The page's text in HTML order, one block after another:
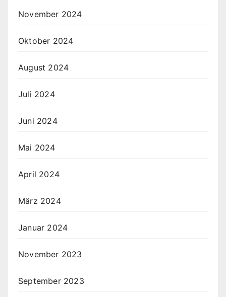
November 2024
Oktober 2024
August 2024
Juli 2024
Juni 2024
Mai 2024
April 2024
März 2024
Januar 2024
November 2023
September 2023